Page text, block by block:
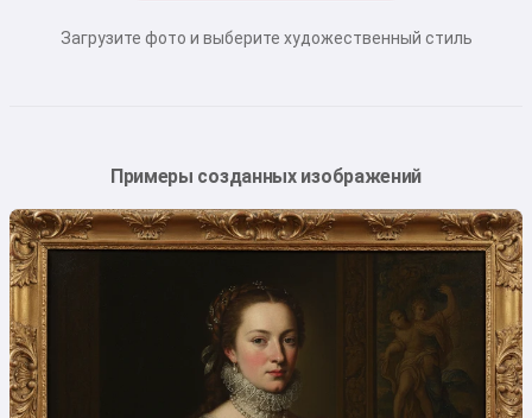
Загрузите фото и выберите художественный стиль
Примеры созданных изображений